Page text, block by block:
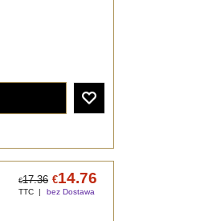
€17.36 €14.76
TTC bez Dostawa